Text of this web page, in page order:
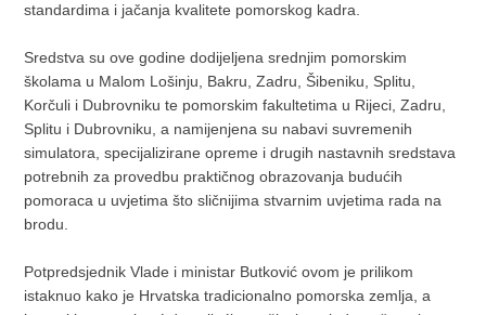
standardima i jačanja kvalitete pomorskog kadra.
Sredstva su ove godine dodijeljena srednjim pomorskim
školama u Malom Lošinju, Bakru, Zadru, Šibeniku, Splitu,
Korčuli i Dubrovniku te pomorskim fakultetima u Rijeci, Zadru,
Splitu i Dubrovniku, a namijenjena su nabavi suvremenih
simulatora, specijalizirane opreme i drugih nastavnih sredstava
potrebnih za provedbu praktičnog obrazovanja budućih
pomoraca u uvjetima što sličnijima stvarnim uvjetima rada na
brodu.
Potpredsjednik Vlade i ministar Butković ovom je prilikom
istaknuo kako je Hrvatska tradicionalno pomorska zemlja, a